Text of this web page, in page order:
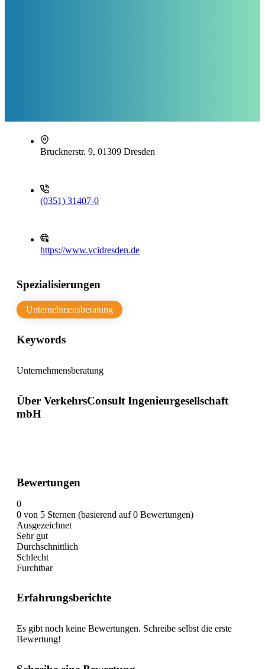
Brucknerstr. 9, 01309 Dresden
(0351) 31407-0
https://www.vcidresden.de
Spezialisierungen
Unternehmensberatung
Keywords
Unternehmensberatung
Über VerkehrsConsult Ingenieurgesellschaft
mbH
Bewertungen
0
0 von 5 Sternen (basierend auf 0 Bewertungen)
Ausgezeichnet
Sehr gut
Durchschnittlich
Schlecht
Furchtbar
Erfahrungsberichte
Es gibt noch keine Bewertungen. Schreibe selbst die erste
Bewertung!